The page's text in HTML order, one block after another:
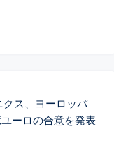
ス、ヨーロッパ
ーロの合意を発表